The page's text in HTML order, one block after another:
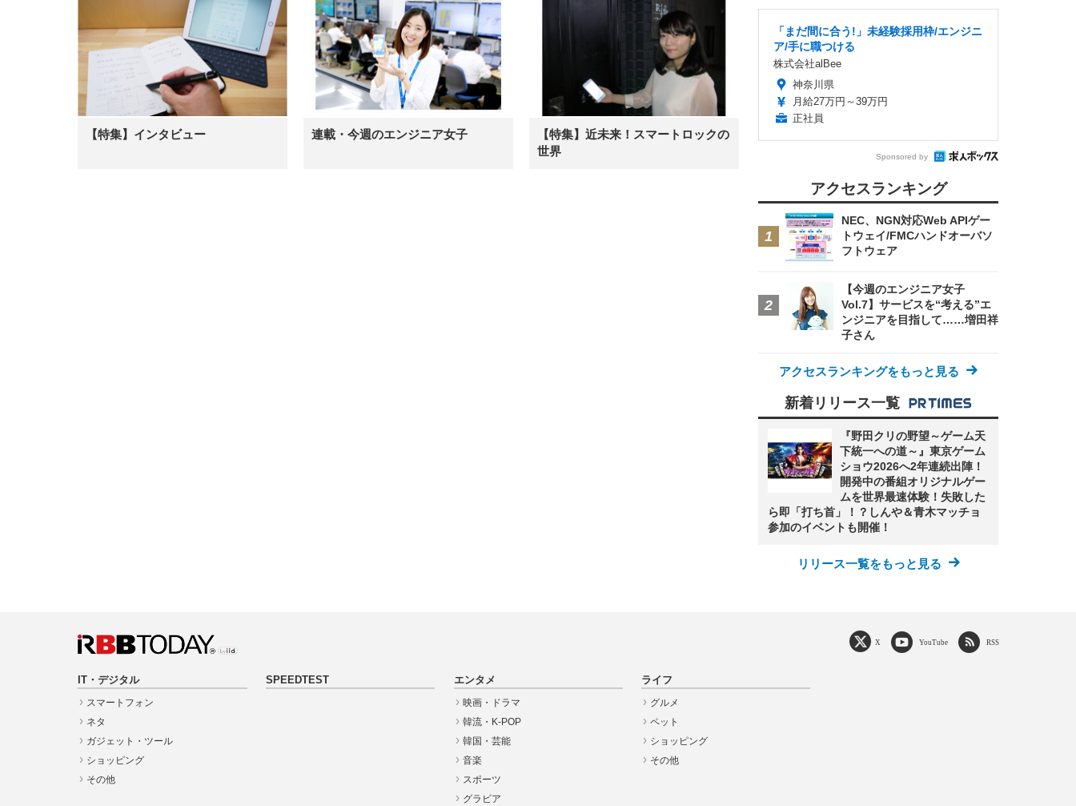
[EdoErgo] オフィスチェア 椅
子 テレワーク 疲れない 跳ね
上げ式アームレスト コンパク
ト 約105度ロッキング pc 事務
椅子 360度回転 座面昇降 強化
ナイロン樹脂ベース 通気性メ
ッシュ 在宅ワーク H-
WY01(黒網+黒枠+黒足)
￥5,699
SIHOO B100 オフィスチェア
／デスクチェア メッシュチェ
ア 人間工学 疲れない ブラッ
ク
￥27,999
Sezlife オフィスチェア デスク
チェア 疲れない テレワーク
チェア 強化バックレスト 30
度ロッキング機能 人間工学 椅
子 腰サポート 90度跳ね上げ
式アームレスト 3Dヘッドレス
ト ハンガー付き 高反発クッシ
ョン PCチェア 通気性メッシ
ュ ゲーミング/勉強/事務用 お
ック)
￥7,680
Sezlife オフィスチェア デスク
チェア 強化バックレスト 30度
ロッキング機能 人間工学 椅子
腰サポート 90度跳ね上げ式ア
ームレスト 3Dヘッドレスト
ハンガー付き 高反発クッショ
ン PCチェア 通気性メッシュ
ゲーミング/勉強/事務用 おし
￥7,680
ANDWINT オフィスチェ
ア デスクチェア 肘なし メ
ッシュ 通気性 ランバーサ
ポート付き 腰サポート ガ
ス圧無段階昇降 360度回
転 キャスター付き コンパ
クト 幅52×奥行58.5×高さ
84～96cm テレワーク 在
宅勤務 ブラック
￥4,139
EIZO ビジネス向けプレミア
EV3240X-WT | 31.5型4K
UHD・USB Type-C・ホワイ
￥105,595
EIZO ビジネス向けプレミア
ムモニター | FlexScan
EV2740X-WT | 27.0型4K
UHD・USB Type-C・ホワイ
ト
￥109,572
【純正品】27"ゲーミングモ
ニター DualSense 充電フッ
ク付き（CFI-ZDM1J）
￥49,979
【整備済み品】Dell
E2724HS 27インチ 液晶モ
ニター フル
HD（1920×1080）VA 非光
沢 HDMI/DisplayPort/VGA
スピーカー内蔵 高さ調整 ス
イベル VESA対応
ComfortView ビジネス向け
￥15,800
【MiniLED/24.5inch/280Hz/FHD】
GRAPHT THE SHOOTER
Gaming Monitor 24” Essential ゲ
ーミングモニター QD 24.5インチ
1ms FHD 量子ドット 残像低減 (3
年保証 | 輝点保証 | 日本メーカー)
￥34,980
Amazonベーシック ペットシ
ーツ 薄型 レギュラー 1回使い
捨て 無香料 ホワイト 300枚
￥3,373
Amazonベーシック ペットシ
ーツ 厚型 ワイド 42枚x2袋(84
枚) ホワイト(吸収面:ライトブ
ルー)
￥3,234
ネオ・ルーライフ ネオ・オム
ツ L 中型犬用 26枚入り 単品
￥1,800
Smart Basic(スマートベーシ
Smart Basic アイリスオーヤマ
ペットシーツ 超厚型 お徳用
ワイド 100枚入 (x 1) (ケース
販売)
￥3,670
アイリスオーヤマ ペット
シーツ 超厚型 お徳用 レギ
ュラー 200枚入
【Amazon.co.jp限定】
￥3,731
【特集】インタビュー 連載・今週のエンジニア女子
【特集】近未来！スマートロックの
世界
「まだ間に合う!」未経験採用枠/エンジニ
ア/手に職つける
株式会社alBee
神奈川県
月給27万円～39万円
正社員
Sponsored by
アクセスランキング
NEC、NGN対応Web APIゲー
トウェイ/FMCハンドオーバソ
フトウェア
【今週のエンジニア女子
Vol.7】サービスを“考える”エ
ンジニアを目指して……増田祥
子さん
アクセスランキングをもっと見る
新着リリース一覧
『野田クリの野望～ゲーム天
下統一への道～』東京ゲーム
ショウ2026へ2年連続出陣！
開発中の番組オリジナルゲー
ムを世界最速体験！失敗した
ら即「打ち首」！？しんや＆青木マッチョ
参加のイベントも開催！
リリース一覧をもっと見る
IT・デジタル
スマートフォン
ネタ
ガジェット・ツール
ショッピング
その他
SPEEDTEST
エンタメ
映画・ドラマ
韓流・K-POP
韓国・芸能
音楽
スポーツ
グラビア
ライフ
グルメ
ペット
ショッピング
その他
X YouTube RSS